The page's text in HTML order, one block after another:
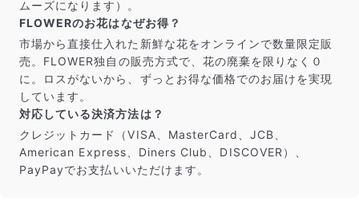
写真と同じものが届く？
商品ページに掲載している写真は、実際にお届けする商
品を撮影したものです。お花は生き物なので、どうして
も色味やサイズ・咲き方に個体差はありますが、できる
だけ写真のイメージに近いものをお届けできるように人
の目でチェックをしています。
ムーズになります）。
FLOWERのお花はなぜお得？
市場から直接仕入れた新鮮な花をオンラインで数量限定販
売。FLOWER独自の販売方式で、花の廃棄を限りなく０
に。ロスがないから、ずっとお得な価格でのお届けを実現
しています。
対応している決済方法は？
クレジットカード（VISA、MasterCard、JCB、
American Express、Diners Club、DISCOVER）、
PayPayでお支払いいただけます。